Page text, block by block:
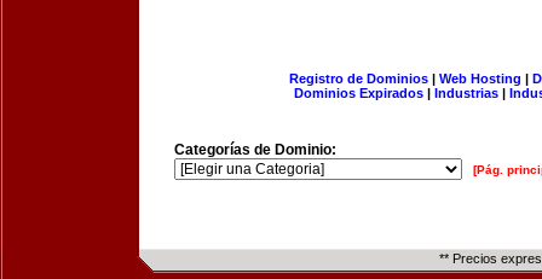
Registro de Dominios| Web Hosting |
Dominios Expirados | Industrias |
Categorías de Dominio:
[Pág.
** Precios